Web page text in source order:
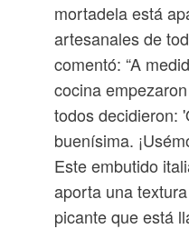
mortadela está
artesanales de
comentó: “A
cocina
todos decidieron:
buenísima.
Este embutido
aporta una
picante que está